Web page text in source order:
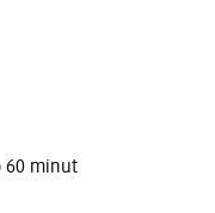
60 minut